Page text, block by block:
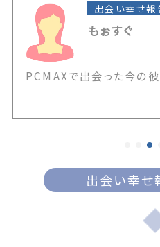
出会い幸せ
もぉすぐ
PCMAXで出会った今の
出会い幸せ